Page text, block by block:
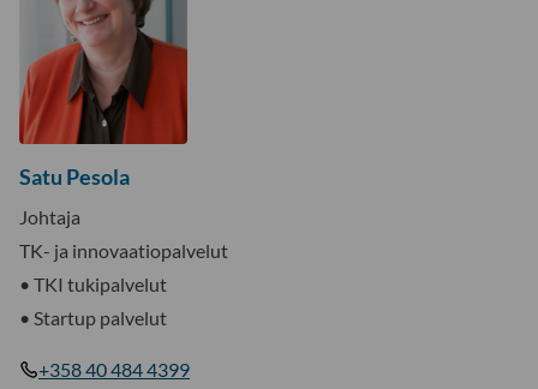
Satu Pesola
Johtaja
TK- ja innovaatiopalvelut
• TKI tukipalvelut
• Startup palvelut
+358 40 484 4399